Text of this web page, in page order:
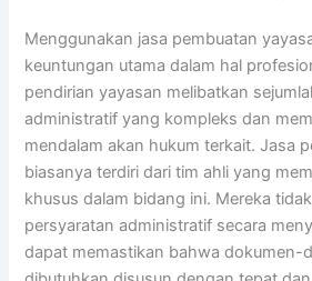
Menggunakan jasa pembuatan
keuntungan utama dalam hal
pendirian yayasan melibatkan
administratif yang kompleks dan
mendalam akan hukum terkait. Jasa
biasanya terdiri dari tim ahli yang
khusus dalam bidang ini. Mereka
persyaratan administratif secara
dapat memastikan bahwa dokumen-